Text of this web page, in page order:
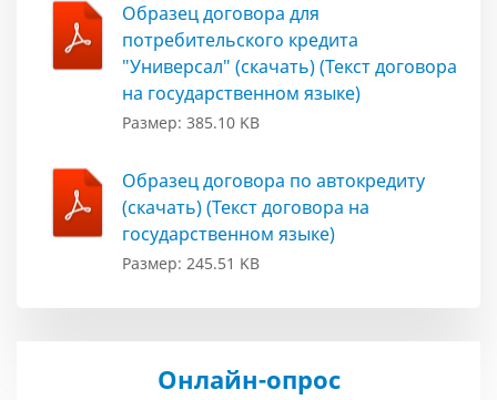
Образец договора для
потребительского кредита
"Универсал" (скачать) (Текст договора
на государственном языке)
Размер: 385.10 KB
Образец договора по автокредиту
(скачать) (Текст договора на
государственном языке)
Размер: 245.51 KB
Онлайн-опрос